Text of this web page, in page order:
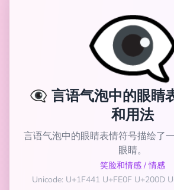
👁️‍🗨️ 言语气泡中的眼睛
和用法
言语气泡中的眼睛表情符号描绘了
眼睛。
笑脸和情感 /情感
Unicode: U+1F441 U+FE0F U+200D